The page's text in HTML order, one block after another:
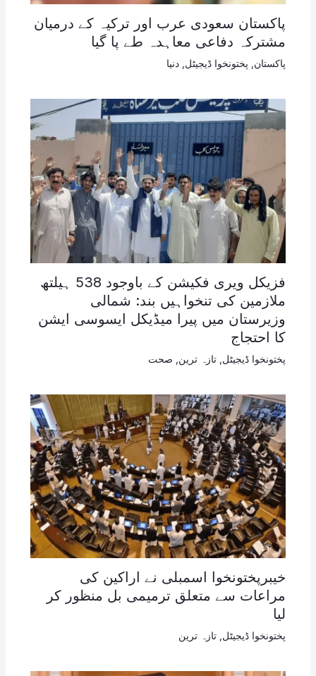
پاکستان سعودی عرب اور ترکیہ کے درمیان
مشترکہ دفاعی معاہدہ طے پا گیا
پاکستان پختونخوا ڈیجیٹل دنیا
فزیکل ویری فکیشن کے باوجود 538 ہیلتھ
ملازمین کی تنخواہیں بند: شمالی
وزیرستان میں پیرا میڈیکل ایسوسی ایشن
کا احتجاج
پختونخوا ڈیجیٹل تازہ ترین صحت
خیبرپختونخوا اسمبلی نے اراکین کی
مراعات سے متعلق ترمیمی بل منظور کر
لیا
پختونخوا ڈیجیٹل تازہ ترین